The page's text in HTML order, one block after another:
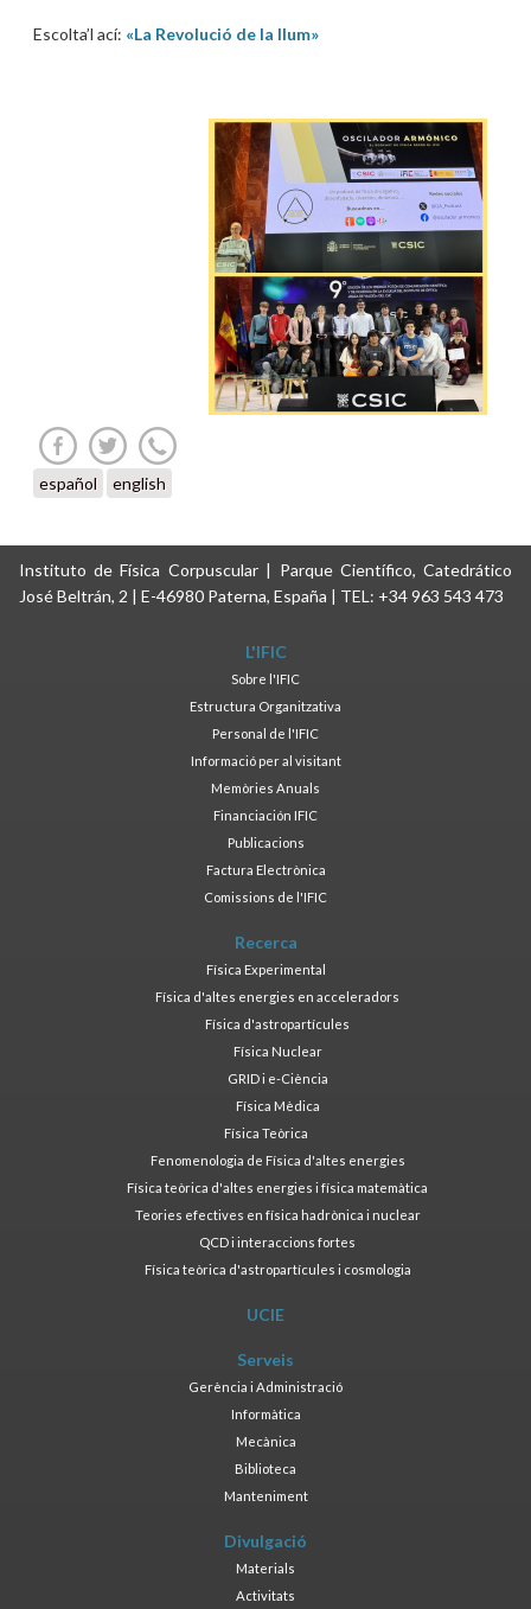
Escolta’l ací: «La Revolució de la llum»
español english
Instituto de Física Corpuscular | Parque Científico, Catedrático
José Beltrán, 2 | E-46980 Paterna, España | TEL: +34 963 543 473
L'IFIC
Sobre l'IFIC
Estructura Organitzativa
Personal de l'IFIC
Informació per al visitant
Memòries Anuals
Financiación IFIC
Publicacions
Factura Electrònica
Comissions de l'IFIC
Recerca
Física Experimental
Física d'altes energies en acceleradors
Física d'astropartícules
Física Nuclear
GRID i e-Ciència
Física Mèdica
Física Teòrica
Fenomenologia de Física d'altes energies
Física teòrica d'altes energies i física matemàtica
Teories efectives en física hadrònica i nuclear
QCD i interaccions fortes
Física teòrica d'astropartícules i cosmologia
UCIE
Serveis
Gerència i Administració
Informàtica
Mecànica
Biblioteca
Manteniment
Divulgació
Materials
Activitats